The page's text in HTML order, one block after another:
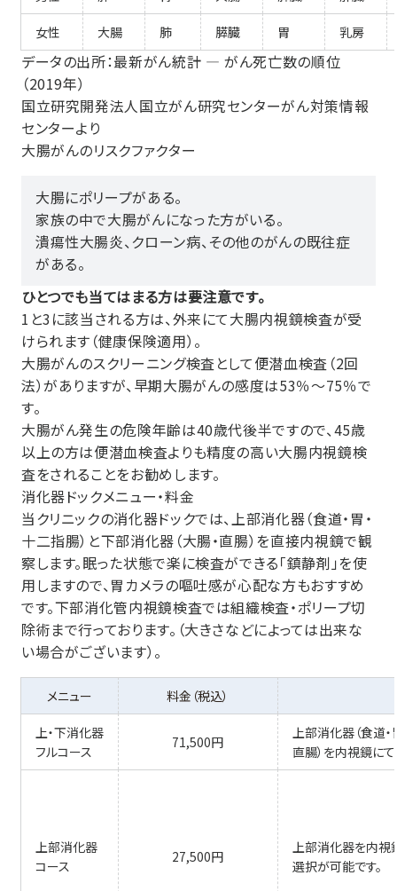
女性 大腸 肺 膵臓 胃 乳房
データの出所：最新がん統計 ― がん死亡数の順位
（2019年）
国立研究開発法人国立がん研究センターがん対策情報
センターより
大腸がんのリスクファクター
大腸にポリープがある。
家族の中で大腸がんになった方がいる。
潰瘍性大腸炎、クローン病、その他のがんの既往症
がある。
ひとつでも当てはまる方は要注意です。
1と3に該当される方は、外来にて大腸内視鏡検査が受
けられます（健康保険適用）。
大腸がんのスクリーニング検査として便潜血検査（2回
法）がありますが、早期大腸がんの感度は53％～75％で
す。
大腸がん発生の危険年齢は40歳代後半ですので、45歳
以上の方は便潜血検査よりも精度の高い大腸内視鏡検
査をされることをお勧めします。
消化器ドックメニュー・料金
当クリニックの消化器ドックでは、上部消化器（食道・胃・
十二指腸）と下部消化器（大腸・直腸）を直接内視鏡で観
察します。眠った状態で楽に検査ができる「鎮静剤」を使
用しますので、胃カメラの嘔吐感が心配な方もおすすめ
です。下部消化管内視鏡検査では組織検査・ポリープ切
除術まで行っております。（大きさなどによっては出来な
い場合がございます）。
メニュー 料金（税込）
上・下消化器
フルコース
71,500円
上部消化器（食道・
直腸）を内視鏡に
上部消化器
コース
27,500円
上部消化器を内視
選択が可能です。